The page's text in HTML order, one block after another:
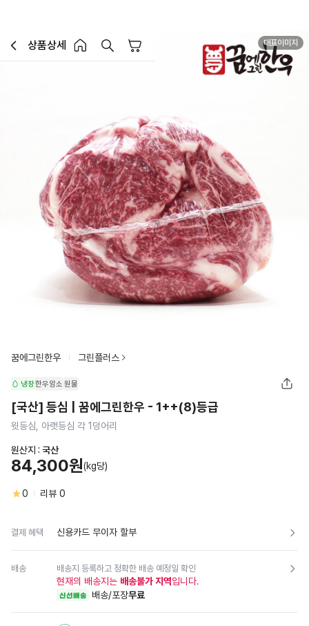
이전페이지로 이동
상품상세
홈 버튼홈 장바구니
대표이미지
꿈에그린한우 그린플러스
냉장한우암소 원물
[국산] 등심 | 꿈에그린한우 - 1++(8)등급
윗등심, 아랫등심 각 1덩어리
원산지 : 국산
84,300원(kg당)
0 리뷰 0
결제 혜택 신용카드 무이자 할부
배송 배송지 등록하고 정확한 배송 예정일 확인
현재의 배송지는 배송불가 지역입니다.
신선배송 배송/포장무료